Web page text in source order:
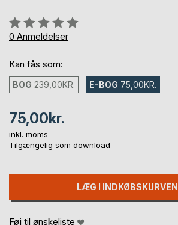
Anmeldelse::
0%
0 Anmeldelser
Kan fås som:
BOG 239,00KR. E-BOG 75,00KR.
75,00kr.
inkl. moms
Tilgængelig som download
LÆG I INDKØBSKURVEN
Føj til ønskeliste